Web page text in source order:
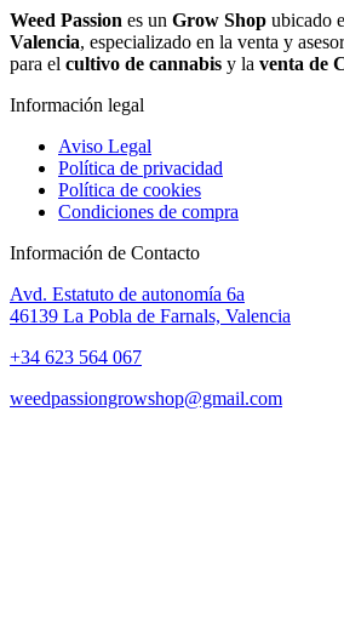
Weed Passion es un Grow Shop ubicado
Valencia, especializado en la venta y
para el cultivo de cannabis y la venta de
Información legal
Aviso Legal
Política de privacidad
Política de cookies
Condiciones de compra
Información de Contacto
Avd. Estatuto de autonomía 6a
46139 La Pobla de Farnals, Valencia
+34 623 564 067
weedpassiongrowshop@gmail.com